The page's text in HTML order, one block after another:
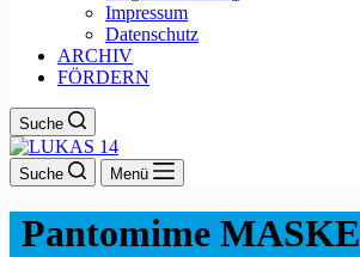
Impressum
Datenschutz
ARCHIV
FÖRDERN
Suche
Suche Menü
Pantomime MASKE